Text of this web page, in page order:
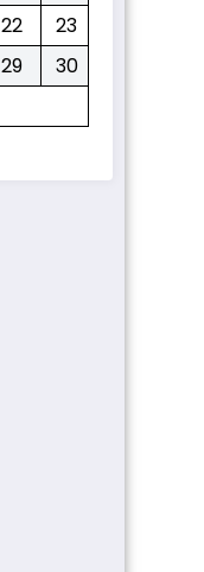
22
23
29
30